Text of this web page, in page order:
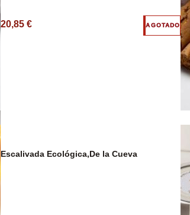
20,85 € AGOTADO
Escalivada Ecológica,De la Cueva